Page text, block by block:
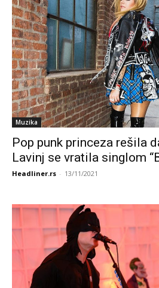
Muzika
Pop punk princeza rešila
Lavinj se vratila singlom
Headliner.rs - 13/11/2021